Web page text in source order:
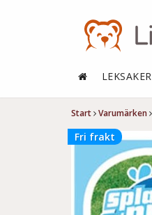
Start Varumärken
Fri frakt
LEKSAKER